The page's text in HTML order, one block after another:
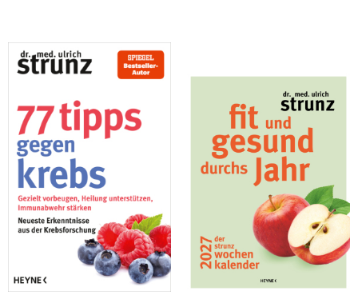
77 Tipps gegen Krebs
Strunz, Ulrich
Fit und gesund durchs Jahr - Der
Strunz-Wochenkalender 2027